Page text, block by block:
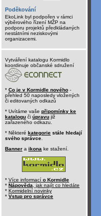
Poděkování
EkoLink byl podpořen v rámci
výběrového řízení MŽP na
podporu projektů předkládaných
nestátními neziskovými
organizacemi.
Vytváření katalogu Kormidlo
koordinuje občanské sdružení
* Co je v Kormidle nového -
přehled 50 naposledy vložených
či editovaných odkazů
* Uvítáme vaše připomínky ke
katalogu či úpravu již
zařazeného odkazu.
* Některé kategorie stále hledají
svého správce
Banner a ikona ke stažení.
* Více informací o Kormidle
* Nápověda , jak najít co hledáte
* Kormidelní novinky
* Vstup pro správce